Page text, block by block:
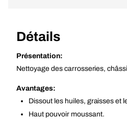
Détails
Présentation:
Nettoyage des carrosseries,
Avantages:
Dissout les huiles, graisses et
Haut pouvoir moussant.